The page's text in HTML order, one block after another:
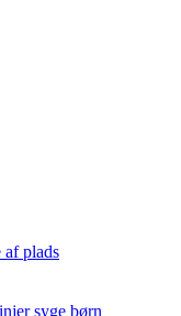
af plads
syge børn